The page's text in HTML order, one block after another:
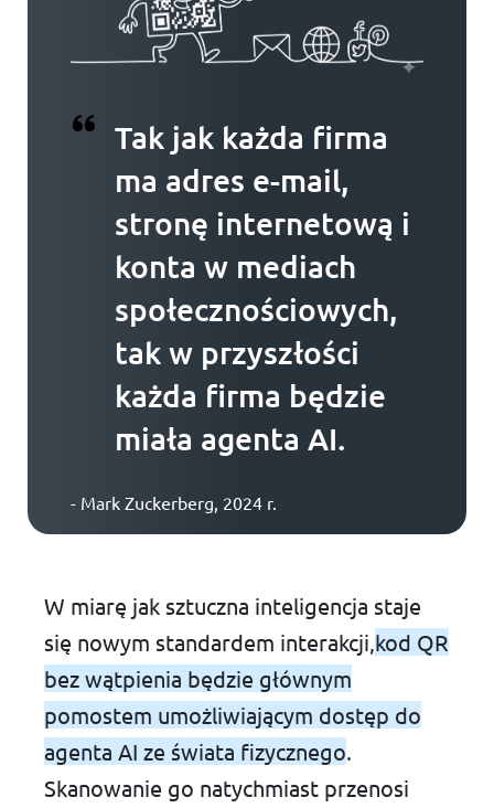
Tak jak każda firma
ma adres e-mail,
stronę internetową i
konta w mediach
społecznościowych,
tak w przyszłości
każda firma będzie
miała agenta AI.
- Mark Zuckerberg, 2024 r.
W miarę jak sztuczna inteligencja staje
się nowym standardem interakcji, kod QR
bez wątpienia będzie głównym
pomostem umożliwiającym dostęp do
agenta AI ze świata fizycznego.
Skanowanie go natychmiast przenosi